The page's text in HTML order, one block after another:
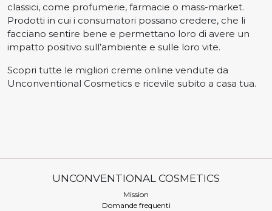
classici, come profumerie, farmacie o mass-market.
Prodotti in cui i consumatori possano credere, che li
facciano sentire bene e permettano loro di avere un
impatto positivo sull’ambiente e sulle loro vite.
Scopri tutte le migliori creme online vendute da
Unconventional Cosmetics e ricevile subito a casa tua.
UNCONVENTIONAL COSMETICS
Mission
Domande frequenti